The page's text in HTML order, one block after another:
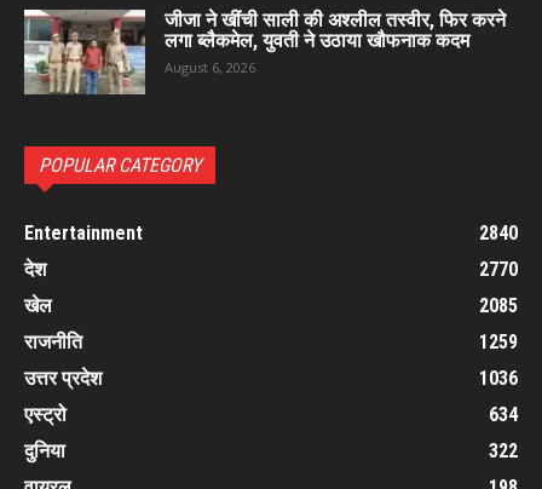
जीजा ने खींची साली की अश्लील तस्वीर, फिर करने
लगा ब्लैकमेल, युवती ने उठाया खौफनाक कदम
August 6, 2026
POPULAR CATEGORY
Entertainment
2840
देश
2770
खेल
2085
राजनीति
1259
उत्तर प्रदेश
1036
एस्ट्रो
634
दुनिया
322